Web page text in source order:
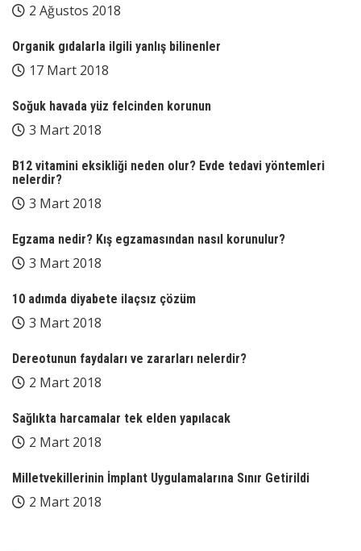
2 Ağustos 2018
Organik gıdalarla ilgili yanlış bilinenler
17 Mart 2018
Soğuk havada yüz felcinden korunun
3 Mart 2018
B12 vitamini eksikliği neden olur? Evde tedavi yöntemleri
nelerdir?
3 Mart 2018
Egzama nedir? Kış egzamasından nasıl korunulur?
3 Mart 2018
10 adımda diyabete ilaçsız çözüm
3 Mart 2018
Dereotunun faydaları ve zararları nelerdir?
2 Mart 2018
Sağlıkta harcamalar tek elden yapılacak
2 Mart 2018
Milletvekillerinin İmplant Uygulamalarına Sınır Getirildi
2 Mart 2018